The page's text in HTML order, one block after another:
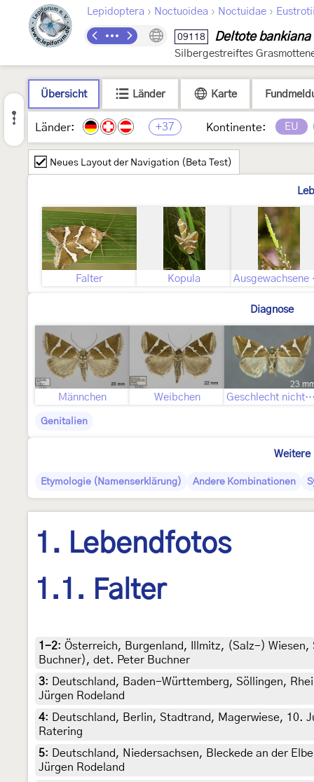
Lepidoptera › Noctuoidea › Noctuidae ›
09118 Deltote bankiana
Silbergestreiftes
Übersicht Länder Karte
Länder: +37 Kontinente: EU
Neues Layout der Navigation (Beta Test)
Falter Kopula
Diagnose
Männchen Weibchen Geschlecht nicht
Genitalien
Weitere
Etymologie (Namenserklärung) Andere Kombinationen
1. Lebendfotos
1.1. Falter
1-2: Österreich, Burgenland, Illmitz, (Salz-)
Buchner), det. Peter Buchner
3:
Deutschland, Baden-Württemberg, Söllingen,
Jürgen Rodeland
4:
Deutschland, Berlin, Stadtrand, Magerwiese, 10.
Ratering
5:
Deutschland, Niedersachsen, Bleckede an der
Jürgen Rodeland